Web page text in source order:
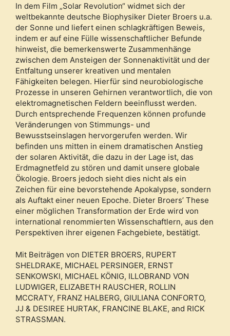
In dem Film „Solar Revolution“ widmet sich der
weltbekannte deutsche Biophysiker Dieter Broers u.a.
der Sonne und liefert einen schlagkräftigen Beweis,
indem er auf eine Fülle wissenschaftlicher Befunde
hinweist, die bemerkenswerte Zusammenhänge
zwischen dem Ansteigen der Sonnenaktivität und der
Entfaltung unserer kreativen und mentalen
Fähigkeiten belegen. Hierfür sind neurobiologische
Prozesse in unseren Gehirnen verantwortlich, die von
elektromagnetischen Feldern beeinflusst werden.
Durch entsprechende Frequenzen können profunde
Veränderungen von Stimmungs- und
Bewusstseinslagen hervorgerufen werden. Wir
befinden uns mitten in einem dramatischen Anstieg
der solaren Aktivität, die dazu in der Lage ist, das
Erdmagnetfeld zu stören und damit unsere globale
Ökologie. Broers jedoch sieht dies nicht als ein
Zeichen für eine bevorstehende Apokalypse, sondern
als Auftakt einer neuen Epoche. Dieter Broers’ These
einer möglichen Transformation der Erde wird von
international renommierten Wissenschaftlern, aus den
Perspektiven ihrer eigenen Fachgebiete, bestätigt.
Mit Beiträgen von DIETER BROERS, RUPERT
SHELDRAKE, MICHAEL PERSINGER, ERNST
SENKOWSKI, MICHAEL KÖNIG, ILLOBRAND VON
LUDWIGER, ELIZABETH RAUSCHER, ROLLIN
MCCRATY, FRANZ HALBERG, GIULIANA CONFORTO,
JJ & DESIREE HURTAK, FRANCINE BLAKE, and RICK
STRASSMAN.